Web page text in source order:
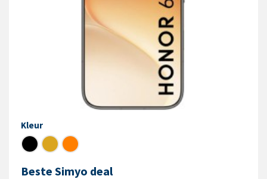
Kleur
Beste Simyo deal